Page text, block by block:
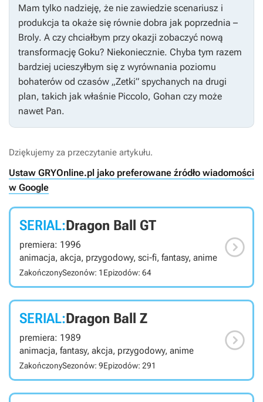
Mam tylko nadzieję, że nie zawiedzie scenariusz i
produkcja ta okaże się równie dobra jak poprzednia –
Broly. A czy chciałbym przy okazji zobaczyć nową
transformację Goku? Niekoniecznie. Chyba tym razem
bardziej ucieszyłbym się z wyrównania poziomu
bohaterów od czasów „Zetki” spychanych na drugi
plan, takich jak właśnie Piccolo, Gohan czy może
nawet Pan.
Dziękujemy za przeczytanie artykułu.
Ustaw GRYOnline.pl jako preferowane źródło wiadomości
w Google
SERIAL:Dragon Ball GT
premiera: 1996
animacja, akcja, przygodowy, sci-fi, fantasy, anime
ZakończonySezonów: 1 Epizodów: 64

SERIAL:Dragon Ball Z
premiera: 1989
animacja, fantasy, akcja, przygodowy, anime
ZakończonySezonów: 9Epizodów: 291
